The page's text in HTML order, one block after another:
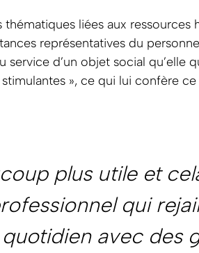
liées aux ressources
représentatives du
d’un objet social qu’elle
», ce qui lui confère
plus utile et
qui
avec des